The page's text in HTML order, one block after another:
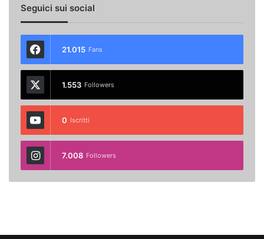
Seguici sui social
21.015 Fans
1.553 Followers
0 Iscritti
7.008 Followers